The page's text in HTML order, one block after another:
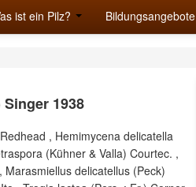
ist ein Pilz? Bildungsangebote
1938
, Hemimycena delicatella
(Kühner & Valla) Courtec. ,
Marasmiellus delicatellus (Peck)